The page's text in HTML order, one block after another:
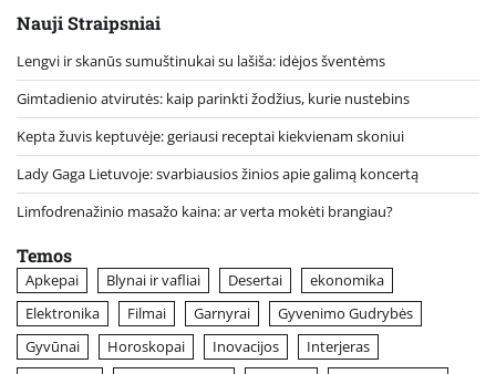
Nauji Straipsniai
Lengvi ir skanūs sumuštinukai su lašiša: idėjos šventėms
Gimtadienio atvirutės: kaip parinkti žodžius, kurie nustebins
Kepta žuvis keptuvėje: geriausi receptai kiekvienam skoniui
Lady Gaga Lietuvoje: svarbiausios žinios apie galimą koncertą
Limfodrenažinio masažo kaina: ar verta mokėti brangiau?
Temos
Apkepai Blynai ir vafliai Desertai
ekonomika
Elektronika
Filmai Garnyrai
Gyvenimo Gudrybės
Gyvūnai
Horoskopai Inovacijos
Interjeras